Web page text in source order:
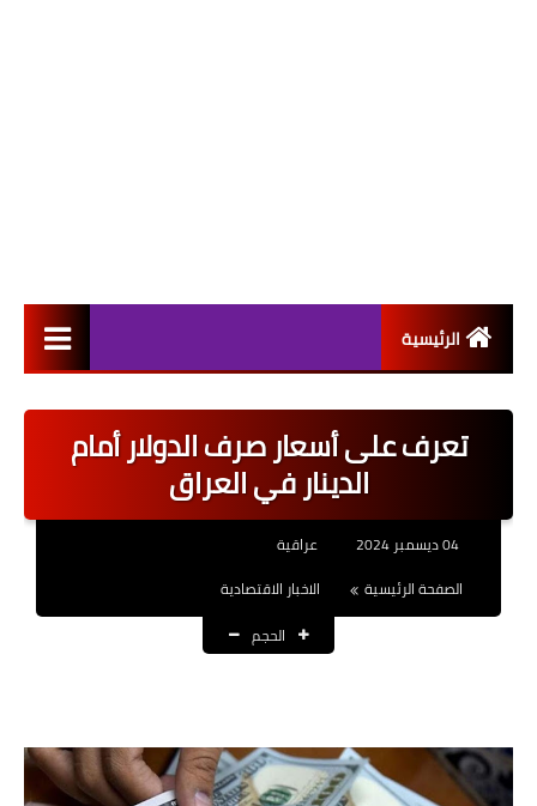
الرئيسية
اخبار القطاع العام
اخبار القطاع الخاص
العقود والاجور اليومية
القروض والسلف
تعرف على أسعار صرف الدولار أمام
الدينار في العراق
04 ديسمبر 2024
عراقية
الصفحة الرئيسية
الاخبار الاقتصادية
الحجم